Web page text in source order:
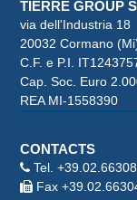
TIERRE GROUP
via dell'Industria 18
20032 Cormano
C.F. e P.I.
Cap. Soc. Euro
REA MI-1558390
CONTACTS
Tel.
Fax